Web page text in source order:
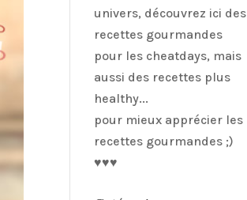
univers, découvrez ici des
recettes gourmandes
pour les cheatdays, mais
aussi des recettes plus
healthy...
pour mieux apprécier les
recettes gourmandes ;)
♥♥♥